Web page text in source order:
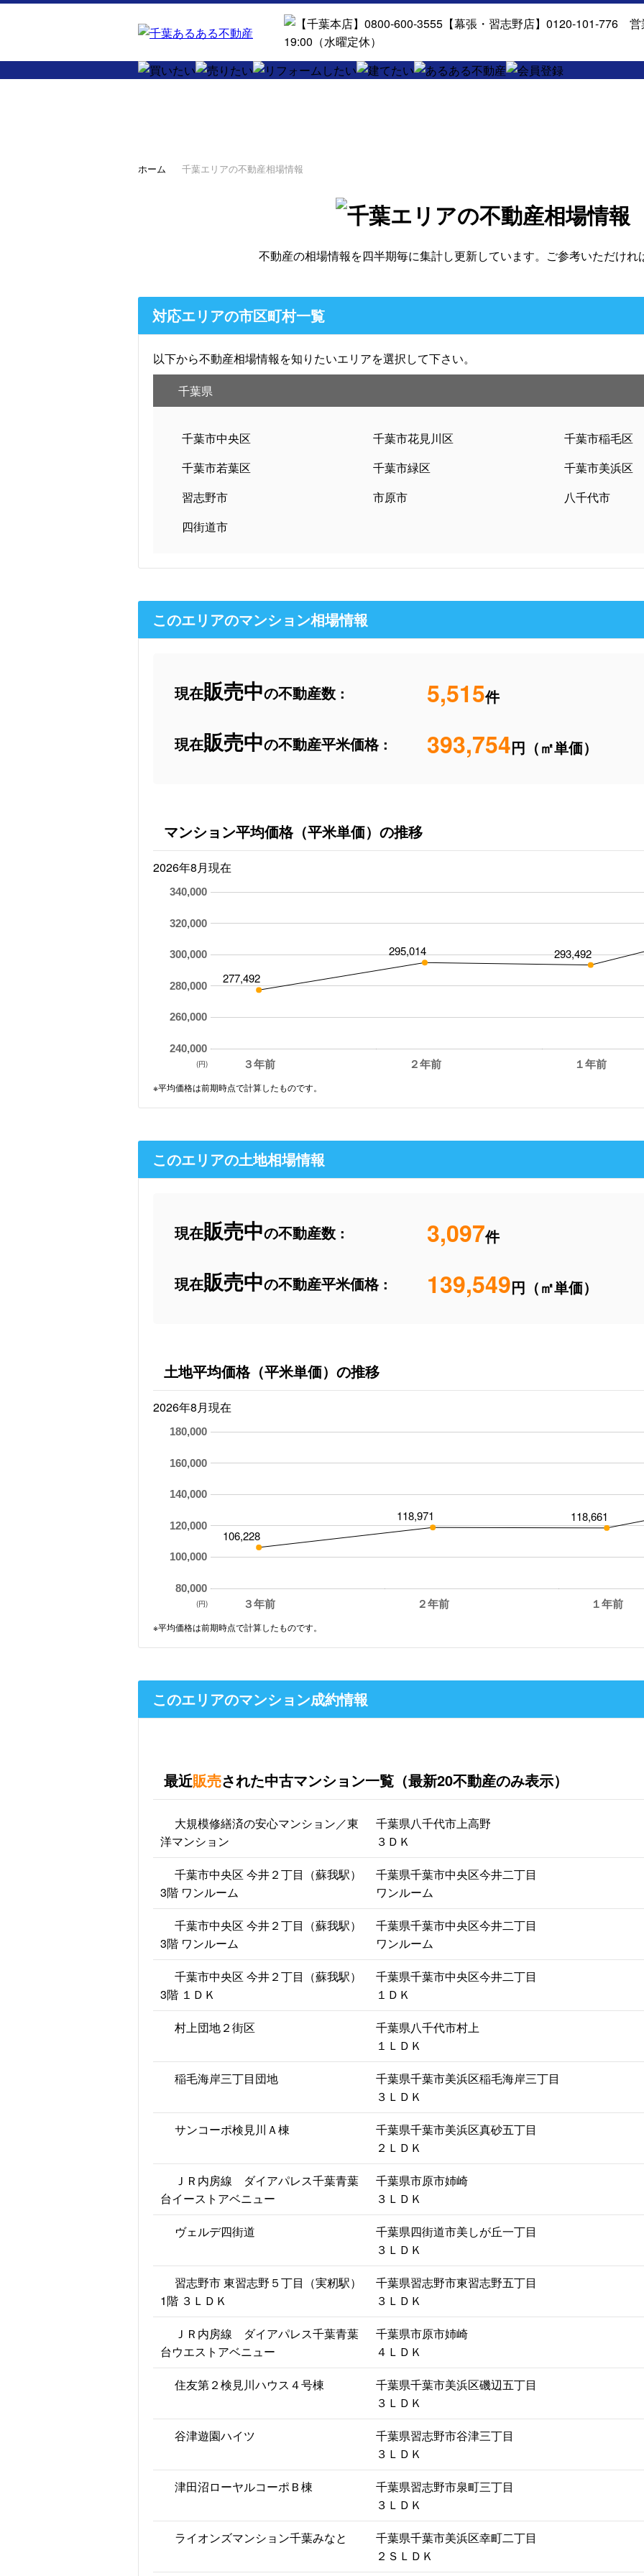
ホーム 千葉エリアの不動産相場情報
不動産の相場情報を四半期毎に集計し更新しています。ご参考いただけれ
対応エリアの市区町村一覧
以下から不動産相場情報を知りたいエリアを選択して下さい。
千葉県
千葉市中央区 千葉市花見川区
千葉市稲毛区
千葉市若葉区
千葉市緑区
千葉市美浜区
習志野市
市原市
八千代市
四街道市
このエリアのマンション相場情報
現在販売中の不動産数 : 5,515件
現在販売中の不動産平米価格 : 393,754円（㎡単価）
マンション平均価格（平米単価）の推移
2026年8月現在
３年前 ２年前 １年前
240,000
260,000
280,000
300,000
320,000
340,000
277,492
295,014 293,492
(円)
※平均価格は前期時点で計算したものです。
このエリアの土地相場情報
現在販売中の不動産数 : 3,097件
現在販売中の不動産平米価格 : 139,549円（㎡単価）
土地平均価格（平米単価）の推移
2026年8月現在
３年前 ２年前 １年前
80,000
100,000
120,000
140,000
160,000
180,000
106,228
118,971 118,661
(円)
※平均価格は前期時点で計算したものです。
このエリアのマンション成約情報
最近販売された中古マンション一覧（最新20不動産のみ表示）
大規模修繕済の安心マンション／東
洋マンション
千葉県八千代市上高野
３ＤＫ
千葉市中央区 今井２丁目（蘇我駅）
3階 ワンルーム
千葉県千葉市中央区今井二丁目
ワンルーム
千葉市中央区 今井２丁目（蘇我駅）
3階 ワンルーム
千葉県千葉市中央区今井二丁目
ワンルーム
千葉市中央区 今井２丁目（蘇我駅）
3階 １ＤＫ
千葉県千葉市中央区今井二丁目
１ＤＫ
村上団地２街区
千葉県八千代市村上
１ＬＤＫ
稲毛海岸三丁目団地
千葉県千葉市美浜区稲毛海岸三丁目
３ＬＤＫ
サンコーポ検見川Ａ棟
千葉県千葉市美浜区真砂五丁目
２ＬＤＫ
ＪＲ内房線 ダイアパレス千葉青葉
台イーストアベニュー
千葉県市原市姉崎
３ＬＤＫ
ヴェルデ四街道
千葉県四街道市美しが丘一丁目
３ＬＤＫ
習志野市 東習志野５丁目（実籾駅）
1階 ３ＬＤＫ
千葉県習志野市東習志野五丁目
３ＬＤＫ
ＪＲ内房線 ダイアパレス千葉青葉
台ウエストアベニュー
千葉県市原市姉崎
４ＬＤＫ
住友第２検見川ハウス４号棟
千葉県千葉市美浜区磯辺五丁目
３ＬＤＫ
谷津遊園ハイツ
千葉県習志野市谷津三丁目
３ＬＤＫ
津田沼ローヤルコーポＢ棟
千葉県習志野市泉町三丁目
３ＬＤＫ
ライオンズマンション千葉みなと
千葉県千葉市美浜区幸町二丁目
２ＳＬＤＫ